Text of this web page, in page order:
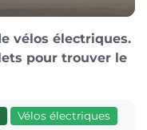
vélos électriques.
pour trouver le
Vélos électriques